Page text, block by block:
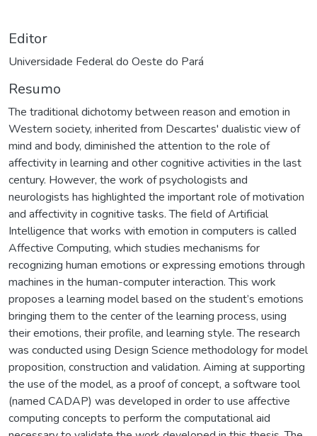
Editor
Universidade Federal do Oeste do Pará
Resumo
The traditional dichotomy between reason and emotion in
Western society, inherited from Descartes' dualistic view of
mind and body, diminished the attention to the role of
affectivity in learning and other cognitive activities in the last
century. However, the work of psychologists and
neurologists has highlighted the important role of motivation
and affectivity in cognitive tasks. The field of Artificial
Intelligence that works with emotion in computers is called
Affective Computing, which studies mechanisms for
recognizing human emotions or expressing emotions through
machines in the human-computer interaction. This work
proposes a learning model based on the student’s emotions
bringing them to the center of the learning process, using
their emotions, their profile, and learning style. The research
was conducted using Design Science methodology for model
proposition, construction and validation. Aiming at supporting
the use of the model, as a proof of concept, a software tool
(named CADAP) was developed in order to use affective
computing concepts to perform the computational aid